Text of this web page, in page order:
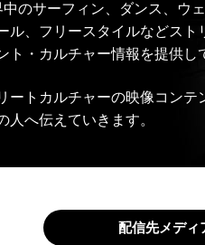
のサーフィン、ダンス、ウ
ル、フリースタイルなどス
ト・カルチャー情報を提供し
ートカルチャーの映像コン
人へ伝えていきます。
配信先メディ